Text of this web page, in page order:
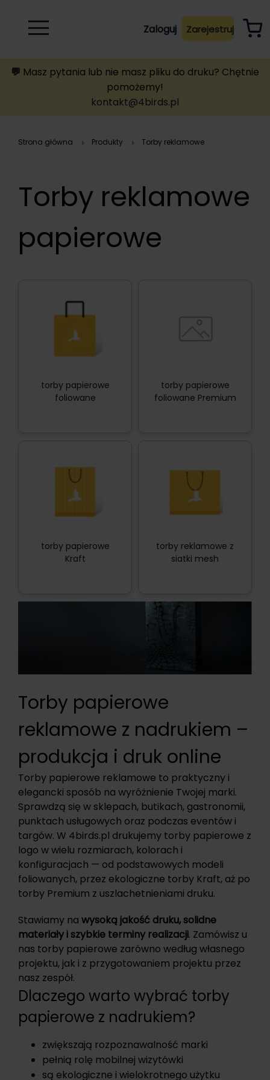
Zaloguj Zarejestruj
Rozwiń
💬 Masz pytania lub nie masz pliku do druku? Chętnie
pomożemy!
kontakt@4birds.pl
Strona główna Produkty torby reklamowe
Torby reklamowe
papierowe
torby papierowe
foliowane
torby papierowe
foliowane Premium
torby papierowe
Kraft
torby reklamowe z
siatki mesh
Torby papierowe
reklamowe z nadrukiem –
produkcja i druk online
Torby papierowe reklamowe to praktyczny i
elegancki sposób na wyróżnienie Twojej marki.
Sprawdzą się w sklepach, butikach, gastronomii,
punktach usługowych oraz podczas eventów i
targów. W 4birds.pl drukujemy torby papierowe z
logo w wielu rozmiarach, kolorach i
konfiguracjach — od podstawowych modeli
foliowanych, przez ekologiczne torby Kraft, aż po
torby Premium z uszlachetnieniami druku.
Stawiamy na wysoką jakość druku, solidne
materiały i szybkie terminy realizacji. Zamówisz u
nas torby papierowe zarówno według własnego
projektu, jak i z przygotowaniem projektu przez
nasz zespół.
Dlaczego warto wybrać torby
papierowe z nadrukiem?
zwiększają rozpoznawalność marki
pełnią rolę mobilnej wizytówki
są ekologiczne i wielokrotnego użytku